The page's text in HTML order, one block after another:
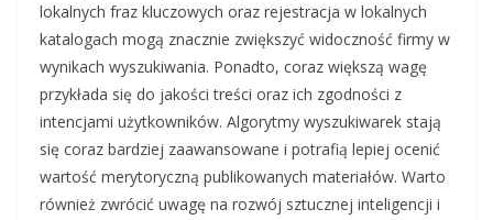
lokalnych fraz kluczowych oraz rejestracja w lokalnych
katalogach mogą znacznie zwiększyć widoczność firmy w
wynikach wyszukiwania. Ponadto, coraz większą wagę
przykłada się do jakości treści oraz ich zgodności z
intencjami użytkowników. Algorytmy wyszukiwarek stają
się coraz bardziej zaawansowane i potrafią lepiej ocenić
wartość merytoryczną publikowanych materiałów. Warto
również zwrócić uwagę na rozwój sztucznej inteligencji i